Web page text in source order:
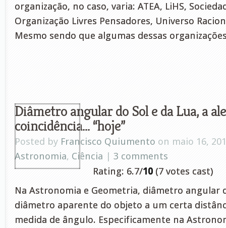
organização, no caso, varia: ATEA, LiHS,
Organização Livres Pensadores, Universo
Mesmo sendo que algumas dessas
Diâmetro angular do Sol e da Lua, a
coincidência… “hoje”
Posted by Francisco Quiumento on maio 16,
Astronomia, Ciência | 3 comments
Rating: 6.7/10 (7 votes cast)
Na Astronomia e Geometria, diâmetro angular
diâmetro aparente do objeto a um certa
medida de ângulo. Especificamente na